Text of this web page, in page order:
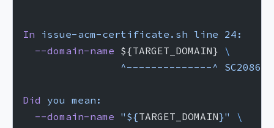
In issue-acm-certificate.sh line 24:
  --domain-name
${TARGET_DOMAIN} \
                ^--------------^
SC2086:
Did you mean:
  --domain-name
"${TARGET_DOMAIN}" \